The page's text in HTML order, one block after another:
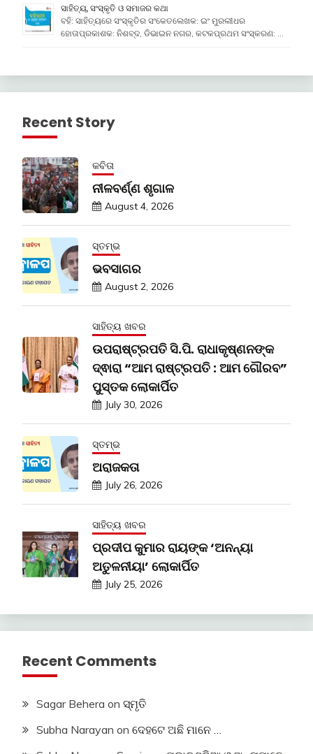
ସାହିତ୍ୟ, ସଂସ୍କୃତି ଓ ସମାଜର କଥା
ବହି: ସାହିତ୍ୟରେ ସଂସ୍କୃତିର ସଂକେତଲେଖକ: ଇଂ ମୁରଲୀଧର
ହୋତାପ୍ରକାଶକ: ନିଶବ୍ଦ, ଡିଭାଇନ ନଗର, କଟକପ୍ରଥମ ସଂସ୍କରଣ: …
Recent Story
କବିତା
ନୀଳବର୍ଣ୍ଣ ଶୃଗାଳ
August 4, 2026
ସ୍ତମ୍ଭ
ଭବସାଗର
August 2, 2026
ସାହିତ୍ୟ ଖବର
ଉପରାଷ୍ଟ୍ରପତି ସି.ପି. ରାଧାକୃଷ୍ଣନଙ୍କ
ଦ୍ଵାରା “ଆମ ରାଷ୍ଟ୍ରପତି : ଆମ ଗୌରବ”
ପୁସ୍ତକ ଲୋକାର୍ପିତ
July 30, 2026
ସ୍ତମ୍ଭ
ଅରାଜକତା
July 26, 2026
ସାହିତ୍ୟ ଖବର
ପ୍ରଦୀପ କୁମାର ରାୟଙ୍କ ‘ଅନନ୍ୟା
ଅତୁଳନୀୟା’ ଲୋକାର୍ପିତ
July 25, 2026
Recent Comments
Sagar Behera on ସ୍ମୃତି
Subha Narayan on ଦେହଟେ ଅଛି ମାନେ …